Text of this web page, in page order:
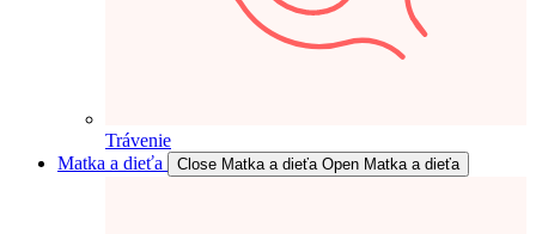
Trávenie
Matka a dieťa
Close Matka a dieťa Open Matka a dieťa